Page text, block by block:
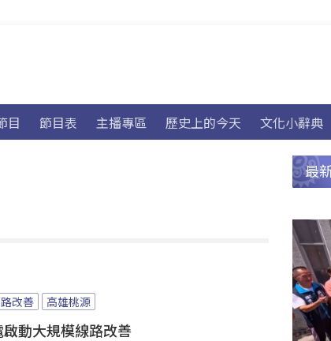
目 節目表 主播專區 歷史上的今天 文化小辭典
改善 高雄桃源
動大規模線路改善
最